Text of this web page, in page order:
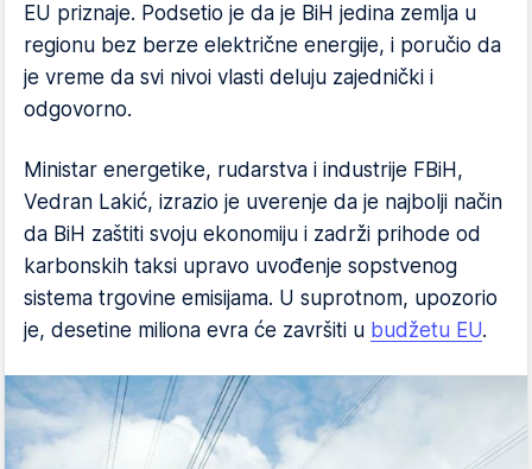
EU priznaje. Podsetio je da je BiH jedina zemlja u
regionu bez berze električne energije, i poručio da
je vreme da svi nivoi vlasti deluju zajednički i
odgovorno.
Ministar energetike, rudarstva i industrije FBiH,
Vedran Lakić, izrazio je uverenje da je najbolji način
da BiH zaštiti svoju ekonomiju i zadrži prihode od
karbonskih taksi upravo uvođenje sopstvenog
sistema trgovine emisijama. U suprotnom, upozorio
je, desetine miliona evra će završiti u budžetu EU.